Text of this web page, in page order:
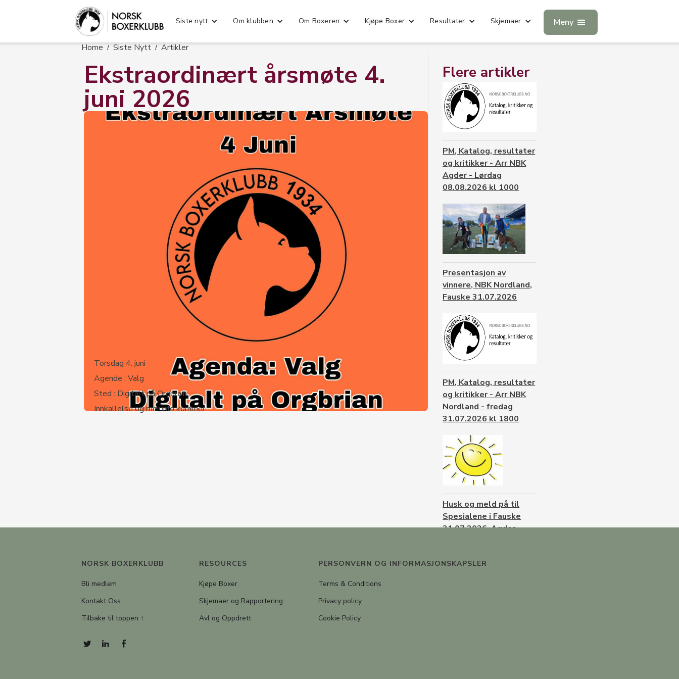
Siste nytt Om klubben Om Boxeren Kjøpe Boxer Resultater Skjemaer Meny
Home / Siste Nytt / Artikler
Ekstraordinært årsmøte 4.
juni 2026
Flere artikler
PM, Katalog, resultater
og kritikker - Arr NBK
Agder - Lørdag
08.08.2026 kl 1000
Presentasjon av
vinnere, NBK Nordland,
Fauske 31.07.2026
PM, Katalog, resultater
og kritikker - Arr NBK
Nordland - fredag
31.07.2026 kl 1800
Husk og meld på til
Spesialene i Fauske
31.07.2026, Agder
22.08.2026
Torsdag 4. juni
Agende : Valg
Sted : Digitalt på Orgbrain
Innkallelse og mer info kommer.
NORSK BOXERKLUBB
Bli medlem
Kontakt Oss
Tilbake til toppen ↑
RESOURCES
Kjøpe Boxer
Skjemaer og Rapportering
Avl og Oppdrett
PERSONVERN OG INFORMASJONSKAPSLER
Terms & Conditions
Privacy policy
Cookie Policy